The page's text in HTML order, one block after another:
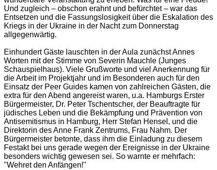
Und zugleich – obschon erahnt und befürchtet – war das
Entsetzen und die Fassungslosigkeit über die Eskalation des
Kriegs in der Ukraine in der Nacht zum Donnerstag
allgegenwärtig.
Einhundert Gäste lauschten in der Aula zunächst Annes
Worten mit der Stimme von Severin Mauchle (Junges
Schauspielhaus). Viele Grußworte und viel Anerkennung für
die Arbeit im Projektjahr und im Besonderen auch für den
Einsatz der Peer Guides kamen von zahlreichen Gästen, die
extra für den Abend angereist waren, u.a. Hamburgs Erster
Bürgermeister, Dr. Peter Tschentscher, der Beauftragte für
jüdisches Leben und die Bekämpfung und Prävention von
Antisemitismus in Hamburg, Herr Stefan Hensel, und die
Direktorin des Anne Frank Zentrums, Frau Nahm. Der
Bürgermeister betonte, dass ihm die Einladung zu diesem
Festakt bei uns gerade wegen der Ereignisse in der Ukraine
besonders wichtig gewesen sei. So warnte er mehrfach:
"Wehret den Anfängen!"